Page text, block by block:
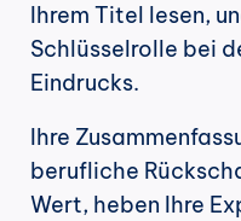
Ihrem Titel lesen,
Schlüsselrolle bei
Eindrucks.
Ihre
berufliche
Wert, heben Ihre